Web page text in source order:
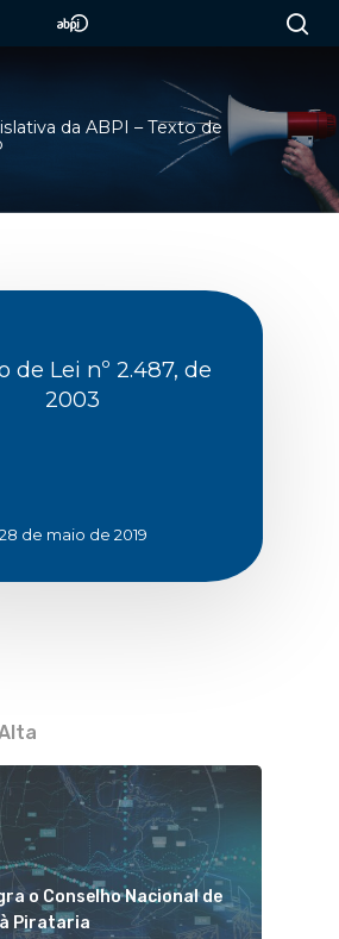
da ABPI – Texto de
de Lei nº 2.487, de
2003
28 de maio de 2019
o Conselho Nacional de
Pirataria